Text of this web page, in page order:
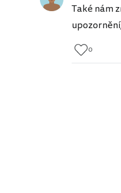
Také nám
0